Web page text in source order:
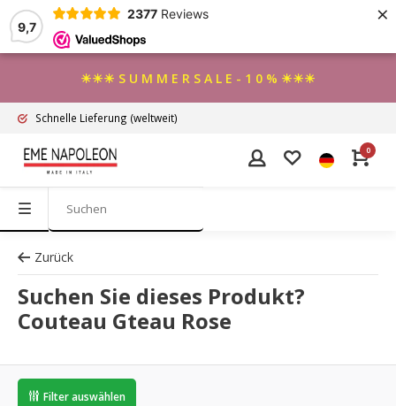
9,7
2377 Reviews ×
☀☀☀ S U M M E R S A L E - 1 0 % ☀☀☀
Schnelle Lieferung (weltweit)
0
Zurück
Suchen Sie dieses Produkt?
Couteau Gteau Rose
Filter auswählen